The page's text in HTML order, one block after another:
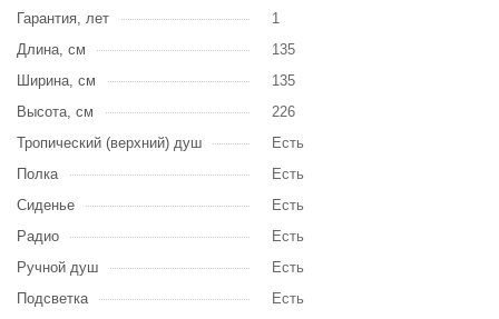
Гарантия, лет
1
Длина, см
135
Ширина, см
135
Высота, см
226
Тропический (верхний) душ
Есть
Полка
Есть
Сиденье
Есть
Радио
Есть
Ручной душ
Есть
Подсветка
Есть